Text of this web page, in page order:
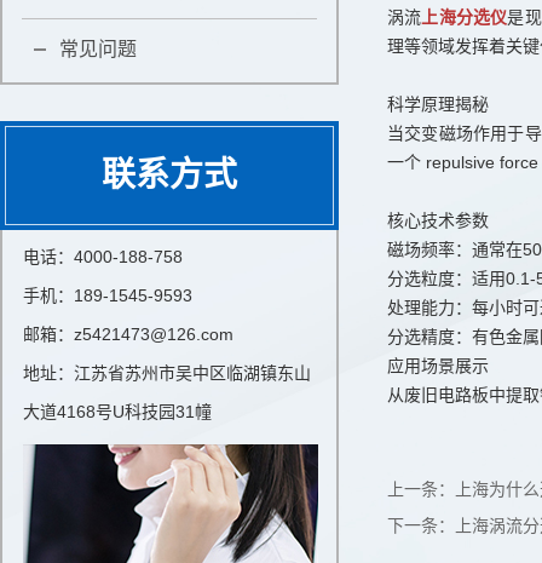
常见问题
联系方式
电话：4000-188-758
手机：189-1545-9593
邮箱：z5421473@126.com
地址：江苏省苏州市吴中区临湖镇东山
大道4168号U科技园31幢
涡流 上海分选仪是
理等领域发挥着关
科学原理揭秘
当交变磁场作用于
一个 repulsive
核心技术参数
磁场频率：通常在
分选粒度：适用
处理能力：每小时
分选精度：有色金
应用场景展示
从废旧电路板中提
上一条：
上海为什
下一条：
上海涡流